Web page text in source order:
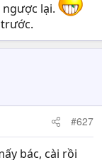
lại.
#627
bác, cài rồi